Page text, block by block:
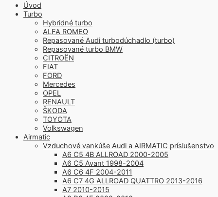
Úvod
Turbo
Hybridné turbo
ALFA ROMEO
Repasované Audi turbodúchadlo (turbo)
Repasované turbo BMW
CITROËN
FIAT
FORD
Mercedes
OPEL
RENAULT
ŠKODA
TOYOTA
Volkswagen
Airmatic
Vzduchové vankúše Audi a AIRMATIC príslušenstvo
A6 C5 4B ALLROAD 2000-2005
A6 C5 Avant 1998-2004
A6 C6 4F 2004-2011
A6 C7 4G ALLROAD QUATTRO 2013-2016
A7 2010-2015